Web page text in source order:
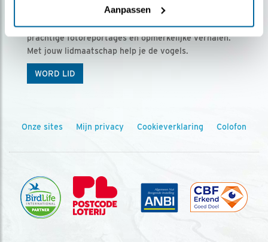
Aanpassen
Ontvang 5 x Vogels voor € 36,00 per jaar
Vogels is het tijdschrift voor onze leden, met
prachtige fotoreportages en opmerkelijke verhalen.
Met jouw lidmaatschap help je de vogels.
WORD LID
Onze sites Mijn privacy Cookieverklaring Colofon